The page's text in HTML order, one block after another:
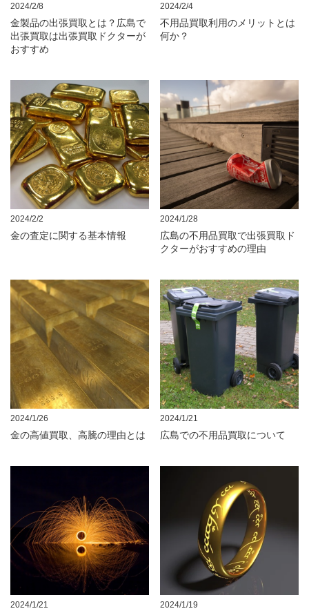
2024/2/8
金製品の出張買取とは？広島で
出張買取は出張買取ドクターが
おすすめ
2024/2/4
不用品買取利用のメリットとは
何か？
2024/2/2
金の査定に関する基本情報
2024/1/28
広島の不用品買取で出張買取ド
クターがおすすめの理由
2024/1/26
金の高値買取、高騰の理由とは
2024/1/21
広島での不用品買取について
2024/1/21 2024/1/19